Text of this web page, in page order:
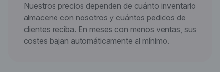
Nuestros precios dependen de cuánto inventario
almacene con nosotros y cuántos pedidos de
clientes reciba. En meses con menos ventas, sus
costes bajan automáticamente al mínimo.